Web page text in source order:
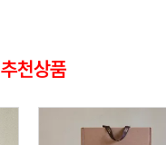
추천상품